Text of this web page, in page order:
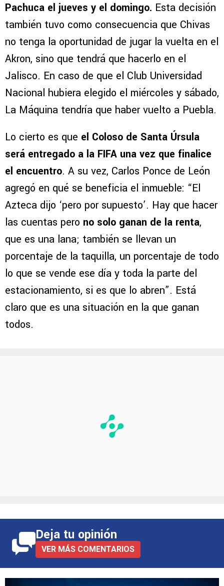
Pachuca el jueves y el domingo. Esta decisión
también tuvo como consecuencia que Chivas
no tenga la oportunidad de jugar la vuelta en el
Akron, sino que tendrá que hacerlo en el
Jalisco. En caso de que el Club Universidad
Nacional hubiera elegido el miércoles y sábado,
La Máquina tendría que haber vuelto a Puebla.
Lo cierto es que el Coloso de Santa Úrsula
será entregado a la FIFA una vez que finalice
el encuentro. A su vez, Carlos Ponce de León
agregó en qué se beneficia el inmueble: “El
Azteca dijo ‘pero por supuesto’. Hay que hacer
las cuentas pero no solo ganan de la renta,
que es una lana; también se llevan un
porcentaje de la taquilla, un porcentaje de todo
lo que se vende ese día y toda la parte del
estacionamiento, si es que lo abren”. Está
claro que es una situación en la que ganan
todos.
Deja tu opinión
VER MÁS COMENTARIOS